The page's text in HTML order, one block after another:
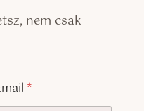
nem csak
*